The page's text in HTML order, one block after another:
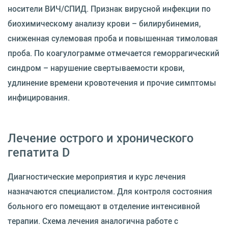
носители ВИЧ/СПИД. Признак вирусной инфекции по
биохимическому анализу крови – билирубинемия,
сниженная сулемовая проба и повышенная тимоловая
проба. По коагулограмме отмечается геморрагический
синдром – нарушение свертываемости крови,
удлинение времени кровотечения и прочие симптомы
инфицирования.
Лечение острого и хронического
гепатита D
Диагностические мероприятия и курс лечения
назначаются специалистом. Для контроля состояния
больного его помещают в отделение интенсивной
терапии. Схема лечения аналогична работе с